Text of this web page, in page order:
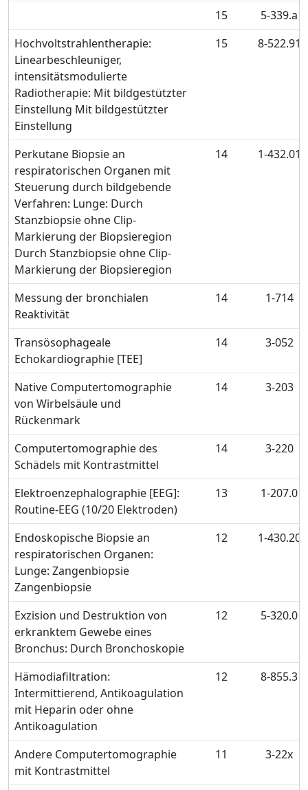
15
5-339.a
Hochvoltstrahlentherapie:
Linearbeschleuniger,
intensitätsmodulierte
Radiotherapie: Mit bildgestützter
Einstellung Mit bildgestützter
Einstellung
15 8-522.91
Perkutane Biopsie an
respiratorischen Organen mit
Steuerung durch bildgebende
Verfahren: Lunge: Durch
Stanzbiopsie ohne Clip-
Markierung der Biopsieregion
Durch Stanzbiopsie ohne Clip-
Markierung der Biopsieregion
14 1-432.01
Messung der bronchialen
Reaktivität
14 1-714
Transösophageale
Echokardiographie [TEE]
14 3-052
Native Computertomographie
von Wirbelsäule und
Rückenmark
14 3-203
Computertomographie des
Schädels mit Kontrastmittel
14 3-220
Elektroenzephalographie [EEG]:
Routine-EEG (10/20 Elektroden)
13 1-207.0
Endoskopische Biopsie an
respiratorischen Organen:
Lunge: Zangenbiopsie
Zangenbiopsie
12 1-430.20
Exzision und Destruktion von
erkranktem Gewebe eines
Bronchus: Durch Bronchoskopie
12 5-320.0
Hämodiafiltration:
Intermittierend, Antikoagulation
mit Heparin oder ohne
Antikoagulation
12 8-855.3
Andere Computertomographie
mit Kontrastmittel
11 3-22x